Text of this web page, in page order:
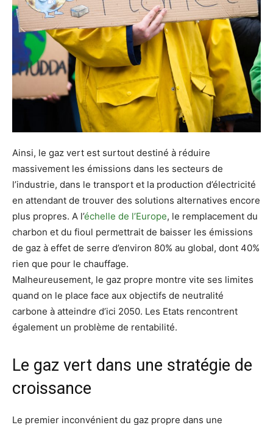
Ainsi, le gaz vert est surtout destiné à réduire
massivement les émissions dans les secteurs de
l’industrie, dans le transport et la production d’électricité
en attendant de trouver des solutions alternatives encore
plus propres. A l’échelle de l’Europe, le remplacement du
charbon et du fioul permettrait de baisser les émissions
de gaz à effet de serre d’environ 80% au global, dont 40%
rien que pour le chauffage.
Malheureusement, le gaz propre montre vite ses limites
quand on le place face aux objectifs de neutralité
carbone à atteindre d’ici 2050. Les Etats rencontrent
également un problème de rentabilité.
Le gaz vert dans une stratégie de
croissance
Le premier inconvénient du gaz propre dans une